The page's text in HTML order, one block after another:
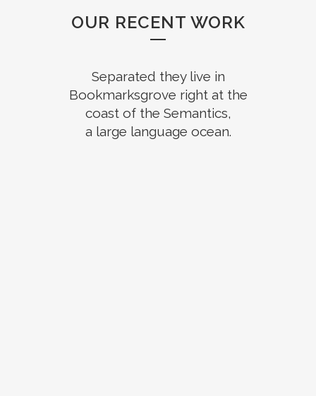
OUR RECENT WORK
Separated they live in
Bookmarksgrove right at the
coast of the Semantics,
a large language ocean.